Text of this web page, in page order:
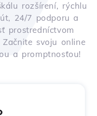
rozšírení, rýchlu
24/7 podporu a
prostredníctvom
svoju online
a promptnosťou!